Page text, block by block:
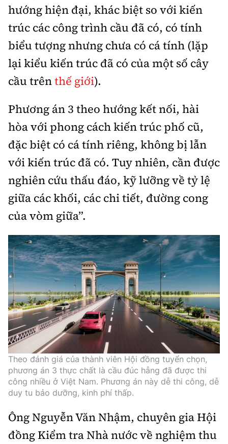
hướng hiện đại, khác biệt so với kiến
trúc các công trình cầu đã có, có tính
biểu tượng nhưng chưa có cá tính (lặp
lại kiểu kiến trúc đã có của một số cây
cầu trênthế giới).
Phương án 3 theo hướng kết nối, hài
hòa với phong cách kiến trúc phố cũ,
đặc biệt có cá tính riêng, không bị lẫn
với kiến trúc đã có. Tuy nhiên, cần được
nghiên cứu thấu đáo, kỹ lưỡng về tỷ lệ
giữa các khối, các chi tiết, đường cong
của vòm giữa”.
Theo đánh giá của thành viên Hội đồng tuyển chọn,
phương án 3 thực chất là cầu đúc hẫng đã được thi
công nhiều ở Việt Nam. Phương án này dễ thi công, dễ
duy tu bảo dưỡng, kinh phí thấp.
Ông Nguyễn Văn Nhậm, chuyên gia Hội
đồng Kiểm tra Nhà nước về nghiệm thu